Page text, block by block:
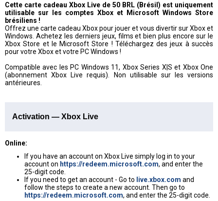
Cette carte cadeau Xbox Live de 50 BRL (Brésil) est uniquement
utilisable sur les comptes Xbox et Microsoft Windows Store
brésiliens !
Offrez une carte cadeau Xbox pour jouer et vous divertir sur Xbox et
Windows. Achetez les derniers jeux, films et bien plus encore sur le
Xbox Store et le Microsoft Store ! Téléchargez des jeux à succès
pour votre Xbox et votre PC Windows !
Compatible avec les PC Windows 11, Xbox Series X|S et Xbox One
(abonnement Xbox Live requis). Non utilisable sur les versions
antérieures.
Activation — Xbox Live
Online:
If you have an account on Xbox Live simply log in to your
account on https://redeem.microsoft.com, and enter the
25-digit code.
If you need to get an account - Go to live.xbox.com and
follow the steps to create a new account. Then go to
https://redeem.microsoft.com, and enter the 25-digit code.